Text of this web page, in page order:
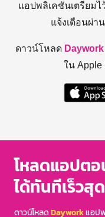
แอปพลิเคชันเตรียมไ
แจ้งเตือนผ่
ดาวน์โหลด Daywork
ใน Apple
โหลดแอปต
ได้ทันทีเร็วสุ
ดาวน์โหลดDayworkแอป